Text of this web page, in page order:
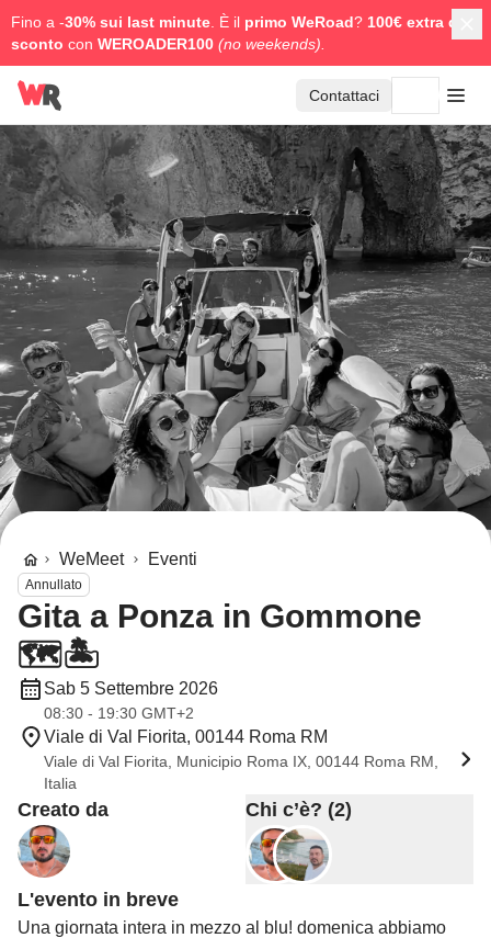
Fino a -30% sui last minute . È il primo WeRoad? 100€ extra di
sconto con WEROADER100 (no weekends).
Contattaci
WeMeet Eventi
Annullato
Gita a Ponza in Gommone
🗺️🏝️
Sab 5 Settembre 2026
08:30 - 19:30 GMT+2
Viale di Val Fiorita, 00144 Roma RM
Viale di Val Fiorita, Municipio Roma IX, 00144 Roma RM,
Italia
Creato da Chi c’è? (2)
L'evento in breve
Una giornata intera in mezzo al blu! domenica abbiamo